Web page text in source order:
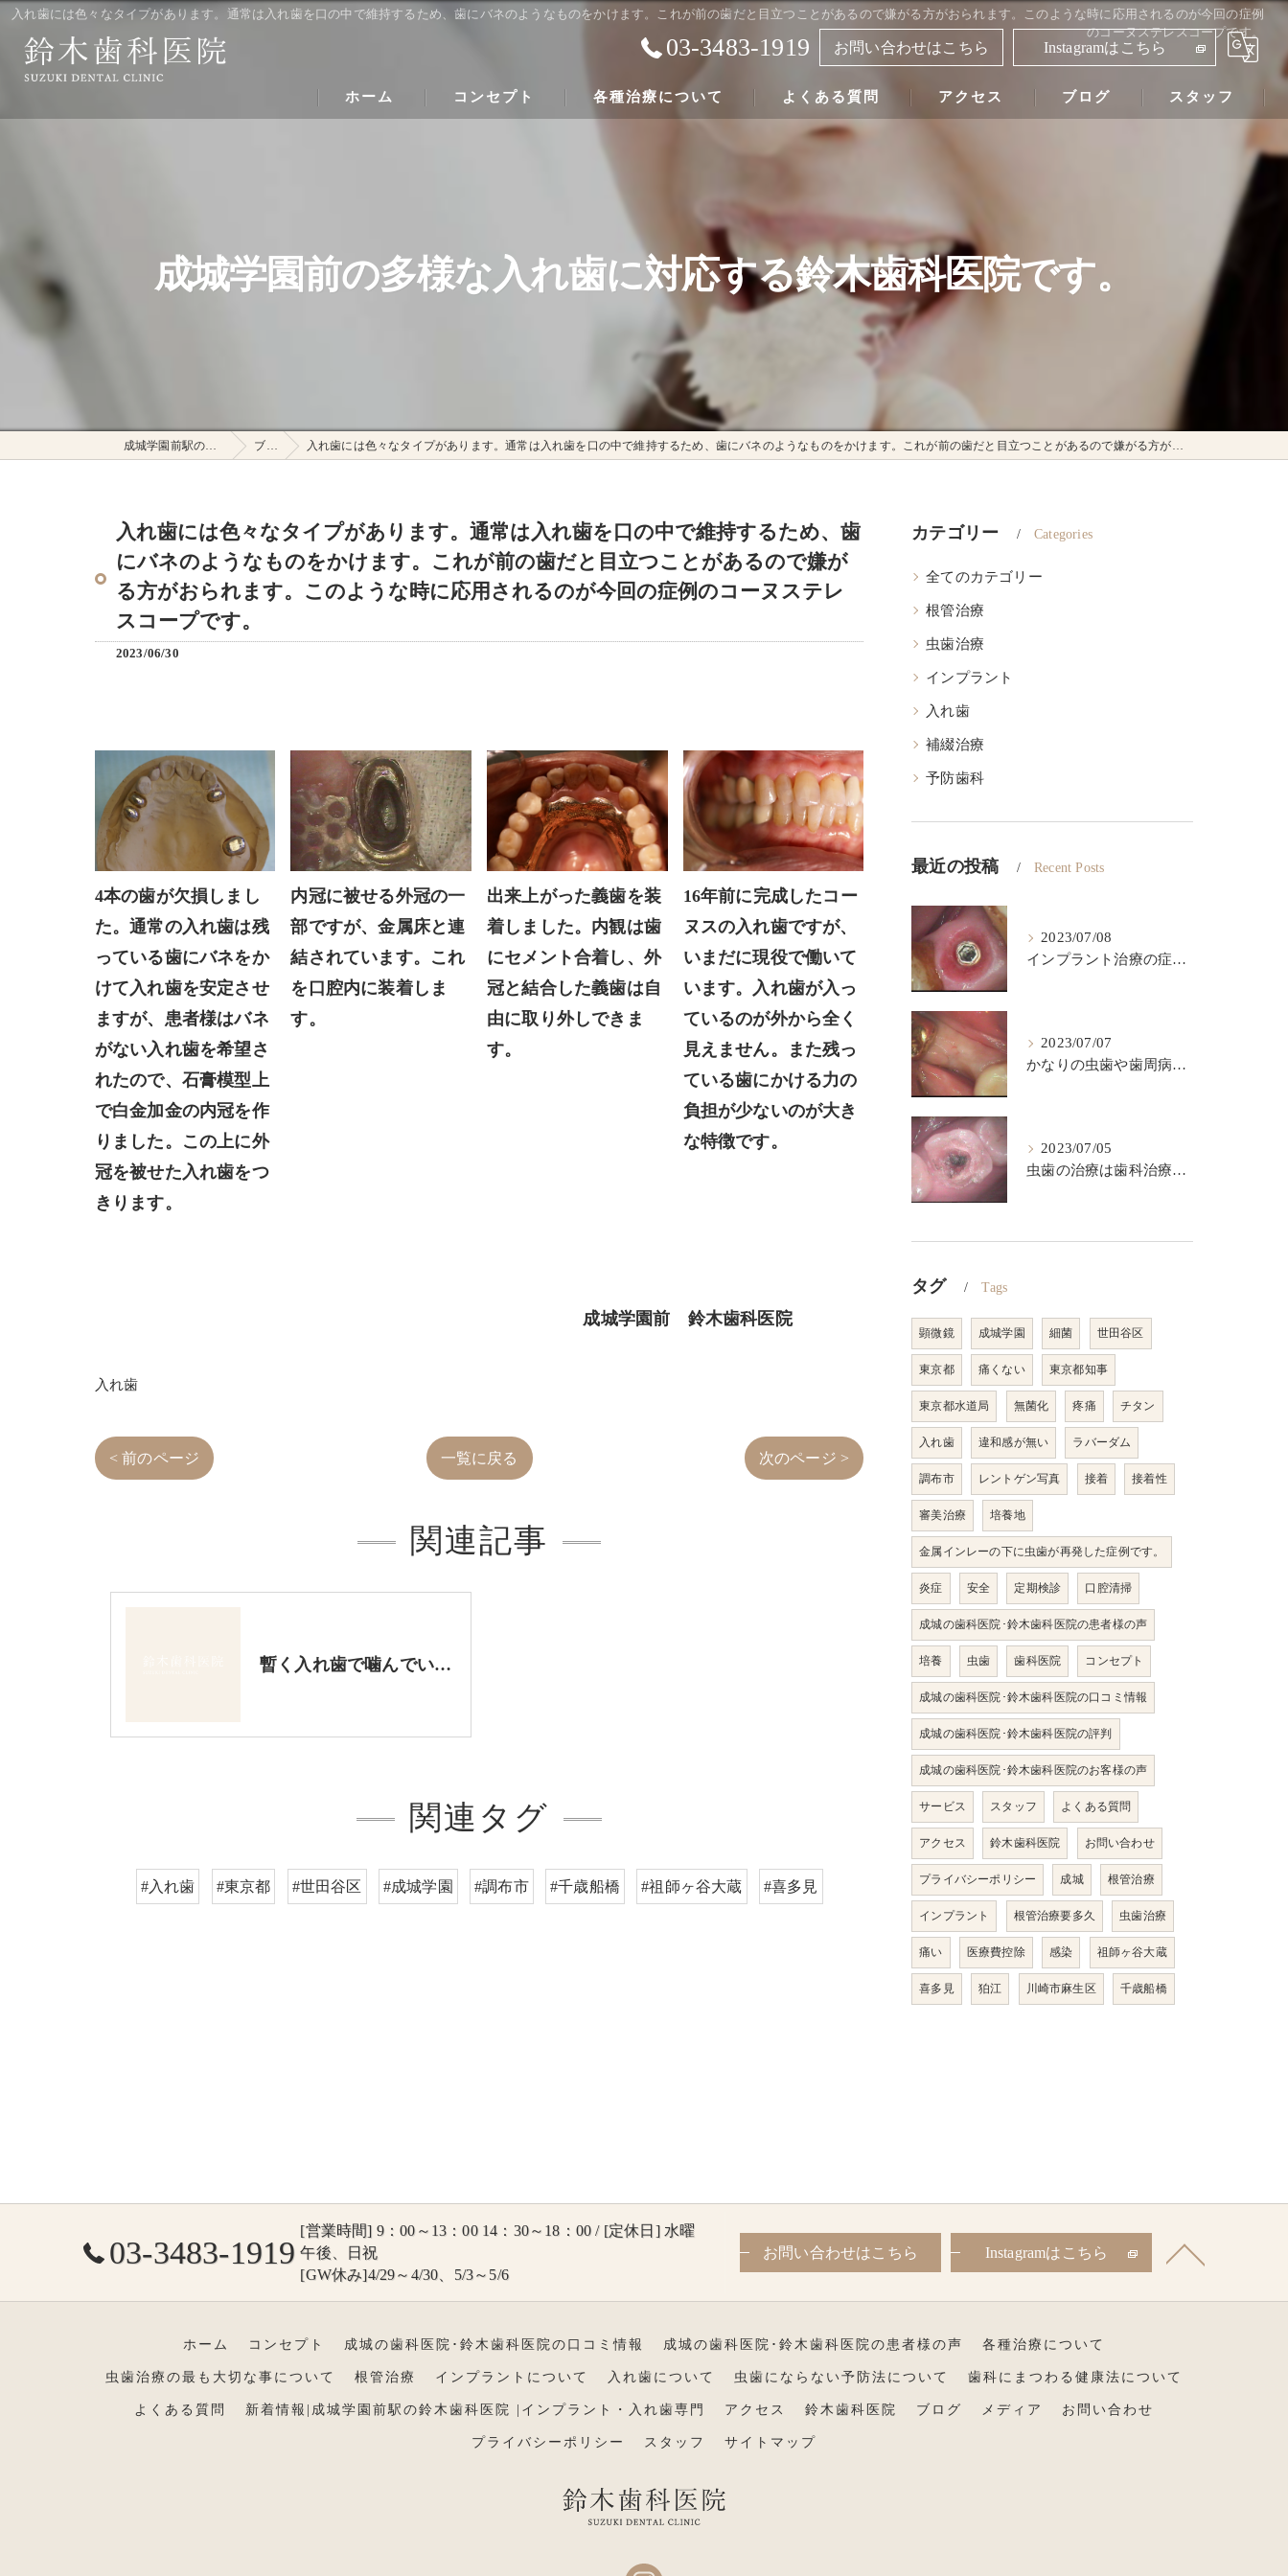
入れ歯には色々なタイプがあります。通常は入れ歯を口の中で維持するため、歯にバネのようなものをかけます。これが前の歯だと目立つことがあるので嫌がる方がおられます。このような時に応用されるのが今回の症例
のコーヌステレスコープです。
03-3483-1919 お問い合わせはこちら Instagramはこちら
ホーム コンセプト 各種治療について
インプラントについて
入れ歯について
虫歯にならない予防法について
歯科にまつわる健康法について
よくある質問 アクセス ブログ スタッフ
成城学園前の多様な入れ歯に対応する鈴木歯科医院です。
成城学園前駅の鈴木歯科医院 ブログ 入れ歯には色々なタイプがあります。通常は入れ歯を口の中で維持するため、歯にバネのようなものをかけます。これが前の歯だと目立つことがあるので嫌がる方がおられます。このような時に応用されるのが今回の症例のコーヌステレスコープです。
入れ歯には色々なタイプがあります。通常は入れ歯を口の中で維持するため、歯
にバネのようなものをかけます。これが前の歯だと目立つことがあるので嫌が
る方がおられます。このような時に応用されるのが今回の症例のコーヌステレ
スコープです。
2023/06/30
4本の歯が欠損しまし
た。通常の入れ歯は残
っている歯にバネをか
けて入れ歯を安定させ
ますが、患者様はバネ
がない入れ歯を希望さ
れたので、石膏模型上
で白金加金の内冠を作
りました。この上に外
冠を被せた入れ歯をつ
きります。
内冠に被せる外冠の一
部ですが、金属床と連
結されています。これ
を口腔内に装着しま
す。
出来上がった義歯を装
着しました。内観は歯
にセメント合着し、外
冠と結合した義歯は自
由に取り外しできま
す。
16年前に完成したコー
ヌスの入れ歯ですが、
いまだに現役で働いて
います。入れ歯が入っ
ているのが外から全く
見えません。また残っ
ている歯にかける力の
負担が少ないのが大き
な特徴です。
成城学園前 鈴木歯科医院
入れ歯
< 前のページ 一覧に戻る 次のページ >
関連記事
暫く入れ歯で噛んでいましたが、３本のインプラントに変えたので、劇的に安定し症例です。
関連タグ
#入れ歯 #東京都 #世田谷区 #成城学園 #調布市 #千歳船橋 #祖師ヶ谷大蔵 #喜多見
カテゴリー Categories
全てのカテゴリー
根管治療
虫歯治療
インプラント
入れ歯
補綴治療
予防歯科
最近の投稿 Recent Posts
2023/07/08
インプラント治療の症例です。インプラントは歯が欠損した後のベストの治療法です。
2023/07/07
かなりの虫歯や歯周病になっても出来るだけ歯は保存したいですが、歯をどうしても抜かなければならない場合があります。このような時に伝統的な入れ歯やブリッジなどによって欠損部を回復する方法がありますが、条件が合えば、インプラント治療が一番具合が良い治療法です。
2023/07/05
虫歯の治療は歯科治療の根幹です。これを精密にして歯の寿命を長くしましょう。
タグ Tags
顕微鏡 成城学園 細菌 世田谷区
東京都 痛くない 東京都知事
東京都水道局 無菌化 疼痛 チタン
入れ歯 違和感が無い ラバーダム
調布市 レントゲン写真 接着 接着性
審美治療 培養地
金属インレーの下に虫歯が再発した症例です。
炎症 安全 定期検診 口腔清掃
成城の歯科医院･鈴木歯科医院の患者様の声
培養 虫歯 歯科医院 コンセプト
成城の歯科医院･鈴木歯科医院の口コミ情報
成城の歯科医院･鈴木歯科医院の評判
成城の歯科医院･鈴木歯科医院のお客様の声
サービス スタッフ よくある質問
アクセス 鈴木歯科医院 お問い合わせ
プライバシーポリシー 成城 根管治療
インプラント 根管治療要多久 虫歯治療
痛い 医療費控除 感染 祖師ヶ谷大蔵
喜多見 狛江 川崎市麻生区 千歳船橋
03-3483-1919
[営業時間] 9：00～13：00 14：30～18：00 / [定休日] 水曜
午後、日祝
[GW休み]4/29～4/30、5/3～5/6
お問い合わせはこちら Instagramはこちら
ホーム コンセプト 成城の歯科医院･鈴木歯科医院の口コミ情報 成城の歯科医院･鈴木歯科医院の患者様の声 各種治療について
虫歯治療の最も大切な事について 根管治療 インプラントについて 入れ歯について 虫歯にならない予防法について 歯科にまつわる健康法について
よくある質問 新着情報|成城学園前駅の鈴木歯科医院 |インプラント・入れ歯専門 アクセス 鈴木歯科医院 ブログ メディア お問い合わせ
プライバシーポリシー スタッフ サイトマップ